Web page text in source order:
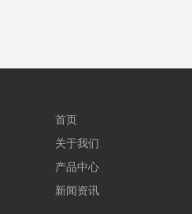
首页
关于我们
产品中心
新闻资讯